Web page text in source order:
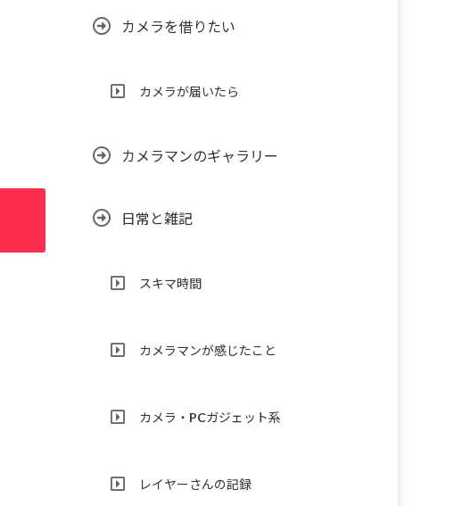
カメラを借りたい
カメラが届いたら
カメラマンのギャラリー
日常と雑記
スキマ時間
カメラマンが感じたこと
カメラ・PCガジェット系
レイヤーさんの記録